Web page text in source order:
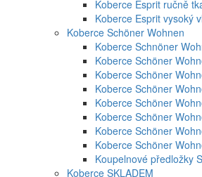
Koberce Esprit ručně
Koberce Esprit vysoký
Koberce Schöner Wohnen
Koberce Schnöner
Koberce Schöner
Koberce Schöner
Koberce Schöner
Koberce Schöner
Koberce Schöner
Koberce Schöner
Koberce Schöner
Koupelnové předložky
Koberce SKLADEM